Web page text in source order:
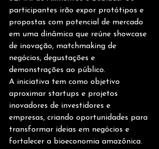
participantes irão expor protótipos e
propostas com potencial de mercado
em uma dinâmica que reúne showcase
de inovação, matchmaking de
negócios, degustações e
demonstrações ao público.
A iniciativa tem como objetivo
aproximar startups e projetos
inovadores de investidores e
empresas, criando oportunidades para
transformar ideias em negócios e
fortalecer a bioeconomia amazônica.